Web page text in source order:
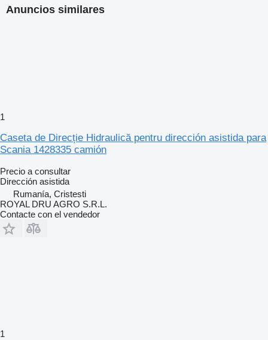
Anuncios similares
1
Caseta de Direcție Hidraulică pentru dirección asistida para
Scania 1428335 camión
Precio a consultar
Dirección asistida
Rumanía, Cristesti
ROYAL DRU AGRO S.R.L.
Contacte con el vendedor
1